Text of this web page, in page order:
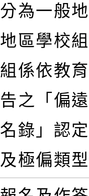
分為一般
地區學校
組係依教
告之「偏
名錄」認
及極偏類